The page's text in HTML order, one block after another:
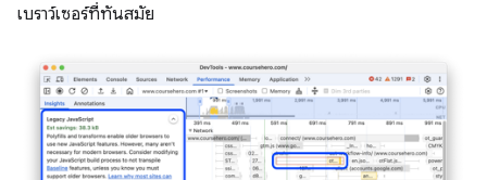
เบราว์เซอร์ที่ทันสมัย